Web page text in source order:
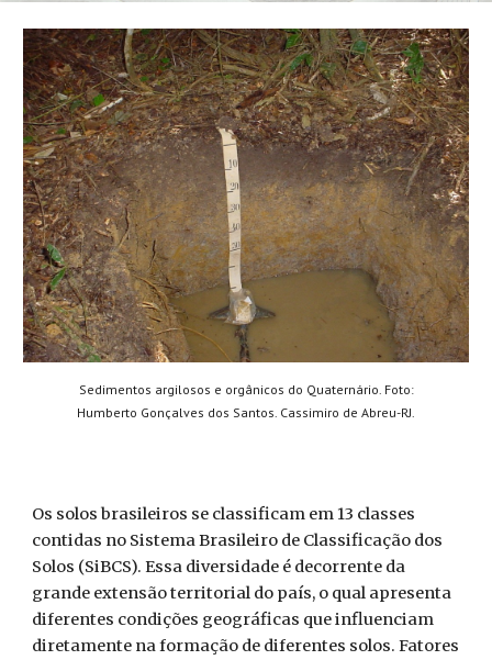
Sedimentos argilosos e orgânicos do Quaternário. Foto:
Humberto Gonçalves dos Santos. Cassimiro de Abreu-RJ.
Os solos brasileiros se classificam em 13 classes
contidas no Sistema Brasileiro de Classificação dos
Solos (SiBCS). Essa diversidade é decorrente da
grande extensão territorial do país, o qual apresenta
diferentes condições geográficas que influenciam
diretamente na formação de diferentes solos. Fatores